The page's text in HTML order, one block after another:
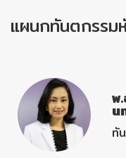
แผนกทันตกรรม
พ
น
ทั